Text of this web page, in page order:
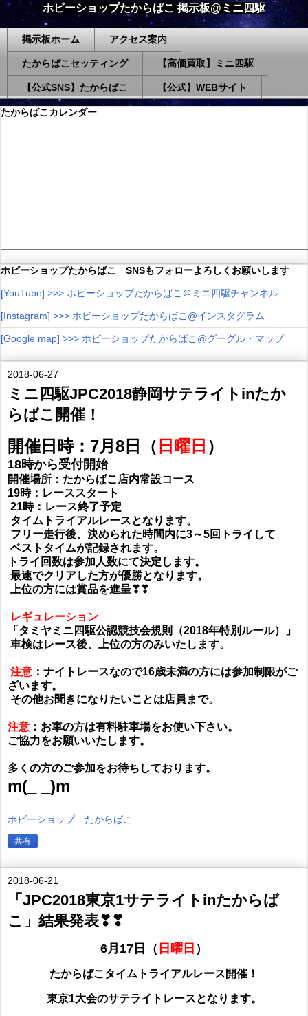
ホビーショップたからばこ 掲示板@ミニ四駆
掲示板ホーム アクセス案内
たからばこセッティング 【高価買取】ミニ四駆
【公式SNS】たからばこ 【公式】WEBサイト
たからばこカレンダー
ホビーショップたからばこ SNSもフォローよろしくお願いします
[YouTube] >>> ホビーショップたからばこ＠ミニ四駆チャンネル
[Instagram] >>> ホビーショップたからばこ@インスタグラム
[Google map] >>> ホビーショップたからばこ@グーグル・マップ
2018-06-27
ミニ四駆JPC2018静岡サテライトinたか
らばこ開催！
開催日時：7月8日（ 日曜日 ）
18時から受付開始
開催場所：たからばこ店内常設コース
19時：レーススタート
21時：レース終了予定
タイムトライアルレースとなります。
フリー走行後、決められた時間内に3～5回 トライして
ベストタイムが記録されます。
トライ回数は参加人数にて決定します。
最速でクリアした方が優勝となります。
上位の方には賞品を進呈❣❣
レギュレーション
「 タミヤミニ四駆公認競技会規則（2018年特別ルール）
」
車検はレース後、上位の方のみいたします。
注意 ：ナイトレースなので16歳未満の方には参加制限がご
ざいます。
その他お聞きになりたいことは店員まで。
注意 ：お車の方は有料駐車場をお使い下さい。
ご協力をお願いいたします。
多くの方のご参加をお待ちしております。
m(_ _)m
ホビーショップ たからばこ
共有
2018-06-21
「JPC2018東京1サテライトinたからば
こ」結果発表❣❣
6月17日（ 日曜日 ）
たからばこタイムトライアルレース開催！
東京1大会のサテライトレースとなります。